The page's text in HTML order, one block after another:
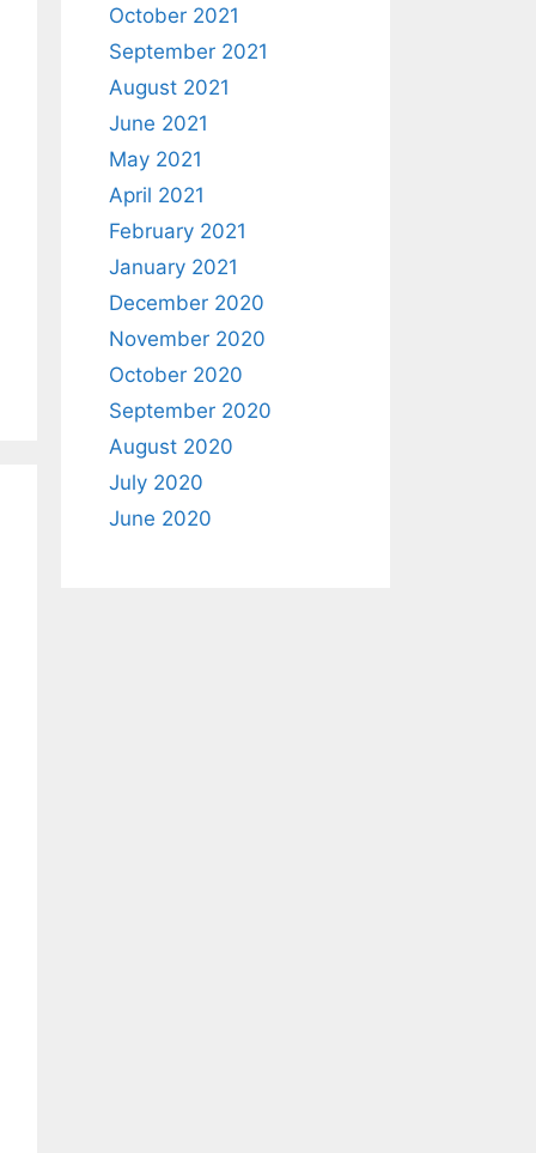
October 2021
September 2021
August 2021
June 2021
May 2021
April 2021
February 2021
January 2021
December 2020
November 2020
October 2020
September 2020
August 2020
July 2020
June 2020